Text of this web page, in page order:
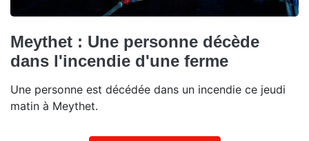
Meythet : Une personne décède
dans l'incendie d'une ferme
Une personne est décédée dans un incendie ce jeudi
matin à Meythet.